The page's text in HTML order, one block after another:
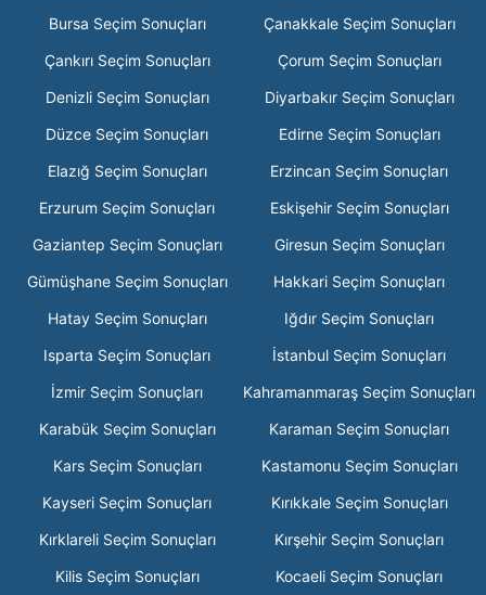
Bursa Seçim Sonuçları
Çanakkale Seçim Sonuçları
Çankırı Seçim Sonuçları
Çorum Seçim Sonuçları
Denizli Seçim Sonuçları
Diyarbakır Seçim Sonuçları
Düzce Seçim Sonuçları
Edirne Seçim Sonuçları
Elazığ Seçim Sonuçları
Erzincan Seçim Sonuçları
Erzurum Seçim Sonuçları
Eskişehir Seçim Sonuçları
Gaziantep Seçim Sonuçları
Giresun Seçim Sonuçları
Gümüşhane Seçim Sonuçları
Hakkari Seçim Sonuçları
Hatay Seçim Sonuçları
Iğdır Seçim Sonuçları
Isparta Seçim Sonuçları
İstanbul Seçim Sonuçları
İzmir Seçim Sonuçları
Kahramanmaraş Seçim Sonuçları
Karabük Seçim Sonuçları
Karaman Seçim Sonuçları
Kars Seçim Sonuçları
Kastamonu Seçim Sonuçları
Kayseri Seçim Sonuçları
Kırıkkale Seçim Sonuçları
Kırklareli Seçim Sonuçları
Kırşehir Seçim Sonuçları
Kilis Seçim Sonuçları
Kocaeli Seçim Sonuçları